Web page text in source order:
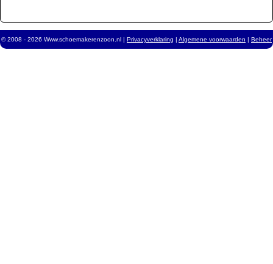
© 2008 - 2026 Www.schoemakerenzoon.nl | Privacyverklaring | Algemene voorwaarden | Beheer